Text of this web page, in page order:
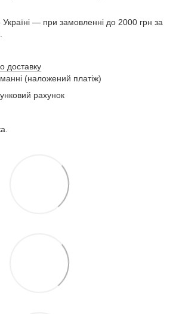
— при замовленні до 2000 грн за
доставку
(наложений платіж)
рахунок